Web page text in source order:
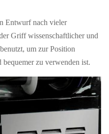
Entwurf nach vieler
Griff wissenschaftlicher und
um zur Position
zu verwenden ist.